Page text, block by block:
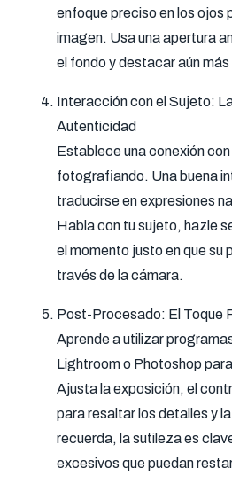
enfoque preciso en los ojos
imagen. Usa una apertura
el fondo y destacar aún
Interacción con el Sujeto:
Autenticidad
Establece una conexión
fotografiando. Una buena
traducirse en expresiones
Habla con tu sujeto, hazle
el momento justo en que su
través de la cámara.
Post-Procesado: El Toque
Aprende a utilizar
Lightroom o Photoshop
Ajusta la exposición, el
para resaltar los detalles y
recuerda, la sutileza es
excesivos que puedan